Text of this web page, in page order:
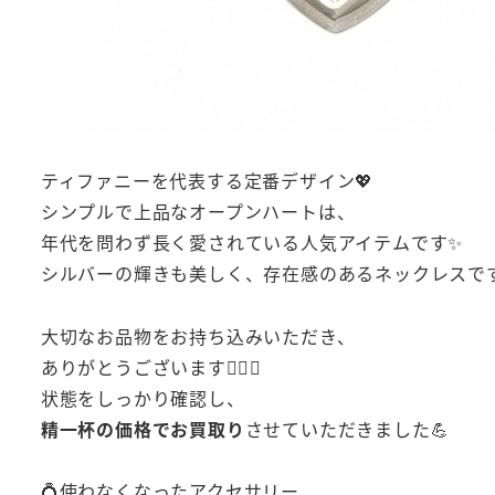
ティファニーを代表する定番デザイン💖
シンプルで上品なオープンハートは、
年代を問わず長く愛されている人気アイテムです✨
シルバーの輝きも美しく、存在感のあるネックレスで
大切なお品物をお持ち込みいただき、
ありがとうございます🙇‍♂️✨
状態をしっかり確認し、
精一杯の価格でお買取り させていただきました💪